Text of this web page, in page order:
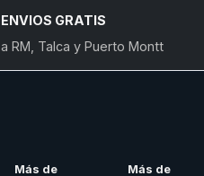
ENVIOS GRATIS
a RM, Talca y Puerto Montt
Más de Más de